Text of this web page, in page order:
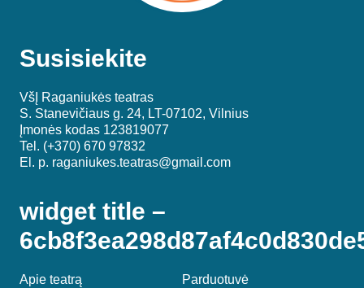
Susisiekite
VšĮ Raganiukės teatras
S. Stanevičiaus g. 24, LT-07102, Vilnius
Įmonės kodas 123819077
Tel. (+370) 670 97832
El. p. raganiukes.teatras@gmail.com
widget title –
Apie teatrą Parduotuvė